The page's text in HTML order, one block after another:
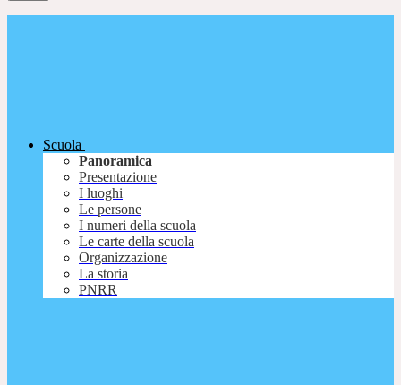
Scuola
Panoramica
Presentazione
I luoghi
Le persone
I numeri della scuola
Le carte della scuola
Organizzazione
La storia
PNRR